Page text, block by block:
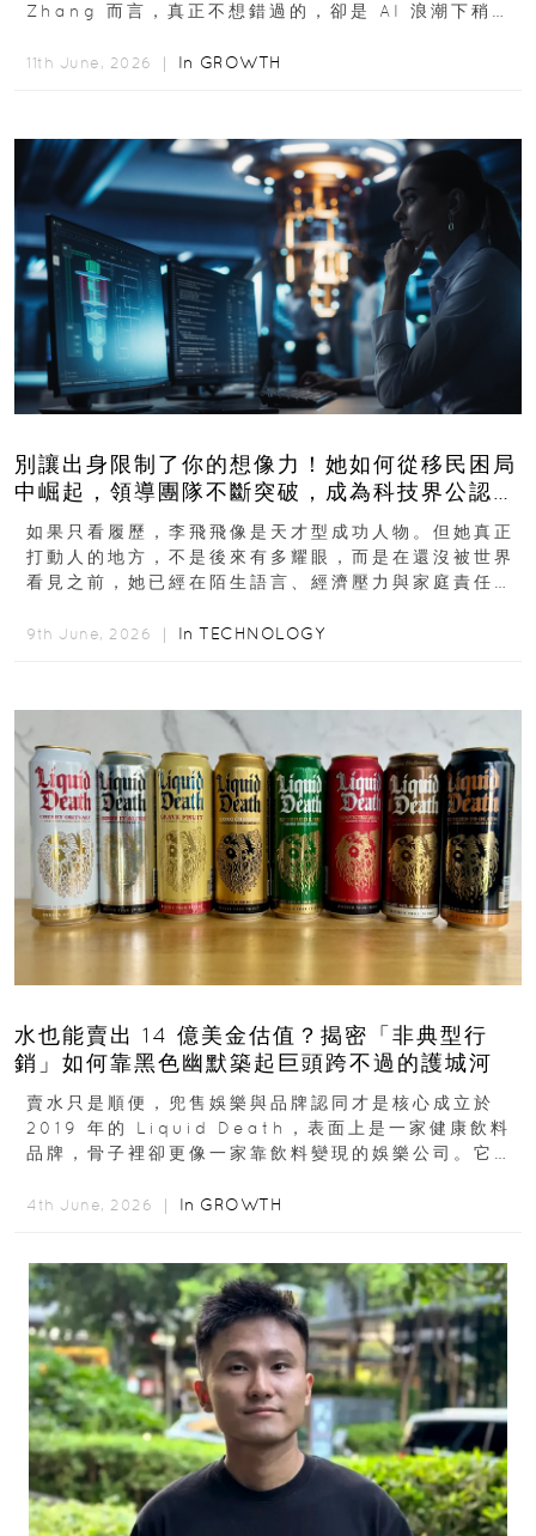
Zhang 而言，真正不想錯過的，卻是 AI 浪潮下稍縱
11th June, 2026 ｜ In GROWTH
別讓出身限制了你的想像力！她如何從移民困局
中崛起，領導團隊不斷突破，成為科技界公認的
「教母」？
如果只看履歷，李飛飛像是天才型成功人物。但她真正
打動人的地方，不是後來有多耀眼，而是在還沒被世界
看見之前，她已經在陌生語言、經濟壓力與家庭責任之
西...
9th June, 2026 ｜ In TECHNOLOGY
水也能賣出 14 億美金估值？揭密「非典型行
銷」如何靠黑色幽默築起巨頭跨不過的護城河
賣水只是順便，兜售娛樂與品牌認同才是核心成立於
2019 年的 Liquid Death，表面上是一家健康飲料
品牌，骨子裡卻更像一家靠飲料變現的娛樂公司。它最
4th June, 2026 ｜ In GROWTH